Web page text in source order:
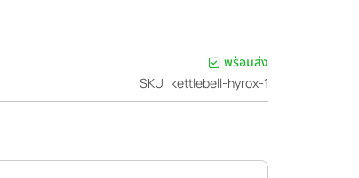
พร้อมส่ง
SKU kettlebell-hyrox-1